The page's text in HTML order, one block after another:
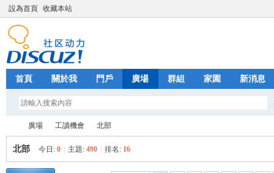
設為首頁 收藏本站
首頁 關於我 門戶 廣場 群組 家園 新消息
廣場 工讀機會 北部
北部 今日: 0 主題: 490 排名: 16